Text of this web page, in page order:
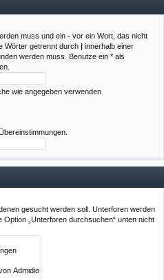
muss und ein - vor ein Wort, das nicht
Wörter getrennt durch | innerhalb einer
werden muss. Benutze ein * als
wie angegeben verwenden
gesucht werden soll. Unterforen werden
„Unterforen durchsuchen“ unten nicht